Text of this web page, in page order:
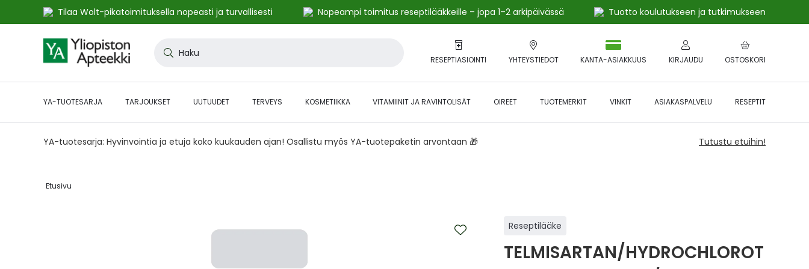
Tilaa Wolt-pikatoimituksella nopeasti ja turvallisesti Nopeampi toimitus reseptilääkkeille – jopa 1–2 arkipäivässä
Tuotto koulutukseen ja tutkimukseen
to
Content
RESEPTIASIOINTI YHTEYSTIEDOT OSTOSKORI
KANTA-ASIAKKUUS KIRJAUDU
YA-TUOTESARJA TARJOUKSET UUTUUDET TERVEYS KOSMETIIKKA VITAMIINIT JA RAVINTOLISÄT OIREET TUOTEMERKIT VINKIT ASIAKASPALVELU RESEPTIT
YA-tuotesarja: Hyvinvointia ja etuja koko kuukauden ajan! Osallistu myös YA-tuotepaketin arvontaan 🎁 Tutustu etuihin!
Etusivu‎
Reseptilääke
TELMISARTAN/HYDROCHLOROT